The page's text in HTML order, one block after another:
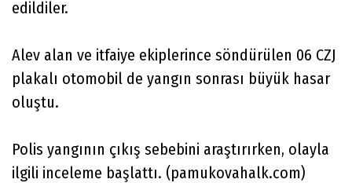
edildiler.
Alev alan ve itfaiye ekiplerince söndürülen 06 CZJ
plakalı otomobil de yangın sonrası büyük hasar
oluştu.
Polis yangının çıkış sebebini araştırırken, olayla
ilgili inceleme başlattı. (pamukovahalk.com)